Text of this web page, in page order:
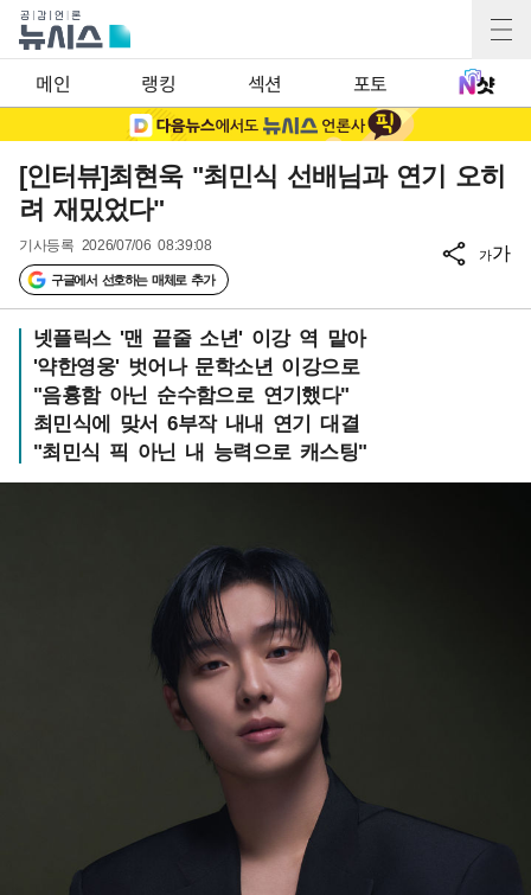
메인 랭킹 섹션 포토
[인터뷰]최현욱 "최민식 선배님과 연기 오히
려 재밌었다"
기사등록 2026/07/06 08:39:08
구글에서 선호하는 매체로 추가
가가
넷플릭스 '맨 끝줄 소년' 이강 역 맡아
'약한영웅' 벗어나 문학소년 이강으로
"음흉함 아닌 순수함으로 연기했다"
최민식에 맞서 6부작 내내 연기 대결
"최민식 픽 아닌 내 능력으로 캐스팅"